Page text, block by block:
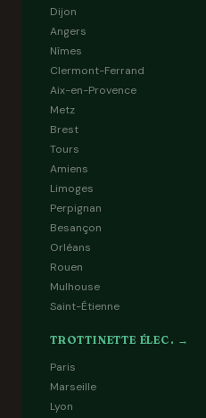
Dijon
Angers
Nîmes
Clermont-Ferrand
Aix-en-Provence
Metz
Brest
Tours
Amiens
Limoges
Perpignan
Besançon
Orléans
Rouen
Mulhouse
Saint-Étienne
TROTTINETTE ÉLEC. →
Paris
Marseille
Lyon